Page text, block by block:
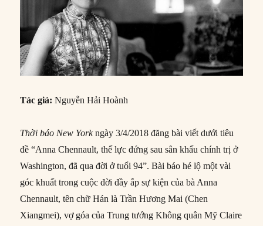
Tác giả:Nguyễn Hải Hoành
Thời báo New Yorkngày 3/4/2018 đăng bài viết dưới tiêu
đề “Anna Chennault, thế lực đứng sau sân khấu chính trị ở
Washington, đã qua đời ở tuổi 94”. Bài báo hé lộ một vài
góc khuất trong cuộc đời đầy ắp sự kiện của bà Anna
Chennault, tên chữ Hán là Trần Hương Mai (Chen
Xiangmei), vợ góa của Trung tướng Không quân Mỹ Claire